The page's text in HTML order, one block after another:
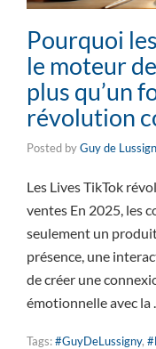
Pourquoi
le moteur
plus qu’un
révolution
Posted byGuy de
Les Lives TikTok
ventes En 2025, les
seulement un
présence, une
de créer une
émotionnelle avec la
Tags:#GuyDeLussigny,